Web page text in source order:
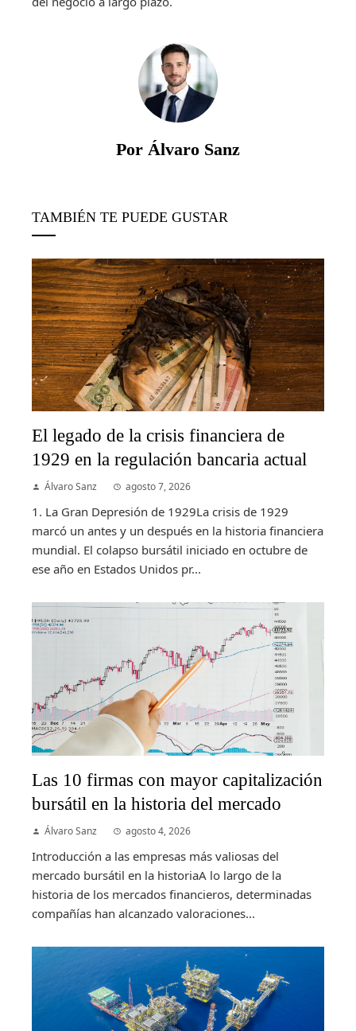
Por Álvaro Sanz
TAMBIÉN TE PUEDE GUSTAR
El legado de la crisis financiera de
1929 en la regulación bancaria actual
Álvaro Sanz agosto 7, 2026
1. La Gran Depresión de 1929La crisis de 1929
marcó un antes y un después en la historia financiera
mundial. El colapso bursátil iniciado en octubre de
ese año en Estados Unidos pr...
Las 10 firmas con mayor capitalización
bursátil en la historia del mercado
Álvaro Sanz agosto 4, 2026
Introducción a las empresas más valiosas del
mercado bursátil en la historiaA lo largo de la
historia de los mercados financieros, determinadas
compañías han alcanzado valoraciones...